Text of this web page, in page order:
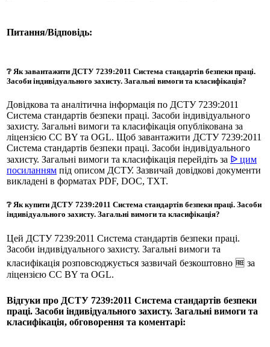
Питання/Відповідь:
❔ Як завантажити ДСТУ 7239:2011 Система стандартів безпеки праці.
Засоби індивідуального захисту. Загальні вимоги та класифікація?
Довідкова та аналітична інформація по ДСТУ 7239:2011
Система стандартів безпеки праці. Засоби індивідуального
захисту. Загальні вимоги та класифікація опублікована за
ліцензією CC BY та OGL. Щоб завантажити ДСТУ 7239:2011
Система стандартів безпеки праці. Засоби індивідуального
захисту. Загальні вимоги та класифікація перейдіть за ᐉ цим
посиланням під описом ДСТУ. Зазвичай довідкові документи
викладені в форматах PDF, DOC, TXT.
❔ Як купити ДСТУ 7239:2011 Система стандартів безпеки праці. Засоби
індивідуального захисту. Загальні вимоги та класифікація?
Цей ДСТУ 7239:2011 Система стандартів безпеки праці.
Засоби індивідуального захисту. Загальні вимоги та
класифікація розповсюджується зазвичай безкоштовно 🆓 за
ліцензією CC BY та OGL.
Відгуки про ДСТУ 7239:2011 Система стандартів безпеки
праці. Засоби індивідуального захисту. Загальні вимоги та
класифікація, обговорення та коментарі: